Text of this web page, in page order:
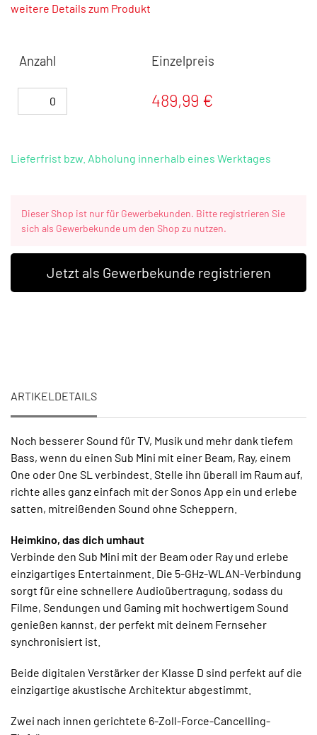
weitere Details zum Produkt
Anzahl Einzelpreis
489,99 €
Lieferfrist bzw. Abholung innerhalb eines Werktages
Dieser Shop ist nur für Gewerbekunden. Bitte registrieren Sie
sich als Gewerbekunde um den Shop zu nutzen.
Jetzt als Gewerbekunde registrieren
ARTIKELDETAILS
Noch besserer Sound für TV, Musik und mehr dank tiefem
Bass, wenn du einen Sub Mini mit einer Beam, Ray, einem
One oder One SL verbindest. Stelle ihn überall im Raum auf,
richte alles ganz einfach mit der Sonos App ein und erlebe
satten, mitreißenden Sound ohne Scheppern.
Heimkino, das dich umhaut
Verbinde den Sub Mini mit der Beam oder Ray und erlebe
einzigartiges Entertainment. Die 5-GHz-WLAN-Verbindung
sorgt für eine schnellere Audioübertragung, sodass du
Filme, Sendungen und Gaming mit hochwertigem Sound
genießen kannst, der perfekt mit deinem Fernseher
synchronisiert ist.
Beide digitalen Verstärker der Klasse D sind perfekt auf die
einzigartige akustische Architektur abgestimmt.
Zwei nach innen gerichtete 6-Zoll-Force-Cancelling-